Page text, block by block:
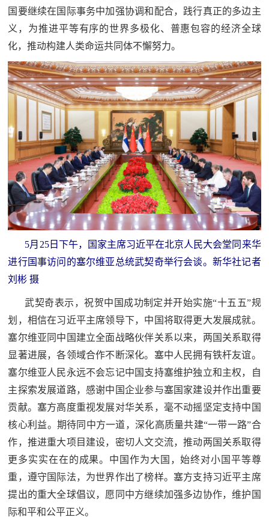
动
员
防
人
民
防
空
国
防
库
国
防
智
库
英
雄
范
雄
模
范
军
人
风
采
役
军
人
退
军
国要继续在国际事务中加强协调和配合，践行真正的多边主
义，为推进平等有序的世界多极化、普惠包容的经济全球
化，推动构建人类命运共同体不懈努力。
5月25日下午，国家主席习近平在北京人民大会堂同来华
进行国事访问的塞尔维亚总统武契奇举行会谈。新华社记者
刘彬 摄
武契奇表示，祝贺中国成功制定并开始实施“十五五”规
划，相信在习近平主席领导下，中国将取得更大发展成就。
塞尔维亚同中国建立全面战略伙伴关系以来，两国关系取得
显著进展，各领域合作不断深化。塞中人民拥有铁杆友谊。
塞尔维亚人民永远不会忘记中国支持塞维护独立和主权，自
主探索发展道路，感谢中国企业参与塞国家建设并作出重要
贡献。塞方高度重视发展对华关系，毫不动摇坚定支持中国
核心利益。期待同中方一道，深化高质量共建“一带一路”合
作，推进重大项目建设，密切人文交流，推动两国关系取得
更多实实在在的成果。中国作为大国，始终对小国平等尊
重，遵守国际法，为世界作出了榜样。塞方支持习近平主席
提出的重大全球倡议，愿同中方继续加强多边协作，维护国
际和平和公平正义。